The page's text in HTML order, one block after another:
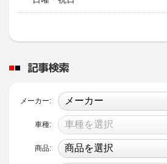
記事検索
メーカー:
車種:
商品: